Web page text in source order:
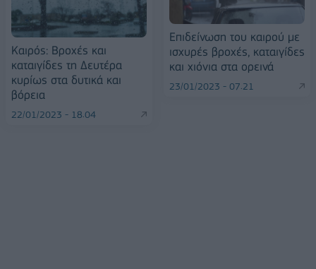
Καιρός: Βροχές και
καταιγίδες τη Δευτέρα
κυρίως στα δυτικά και
βόρεια
22/01/2023 - 18:04
Еπιδείνωση του καιρού με
ισχυρές βροχές, καταιγίδες
και χιόνια στα ορεινά
23/01/2023 - 07:21